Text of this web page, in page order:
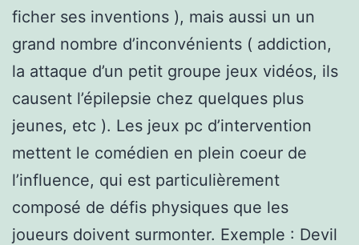
ficher ses inventions ), mais aussi un un
grand nombre d’inconvénients ( addiction,
la attaque d’un petit groupe jeux vidéos, ils
causent l’épilepsie chez quelques plus
jeunes, etc ). Les jeux pc d’intervention
mettent le comédien en plein coeur de
l’influence, qui est particulièrement
composé de défis physiques que les
joueurs doivent surmonter. Exemple : Devil